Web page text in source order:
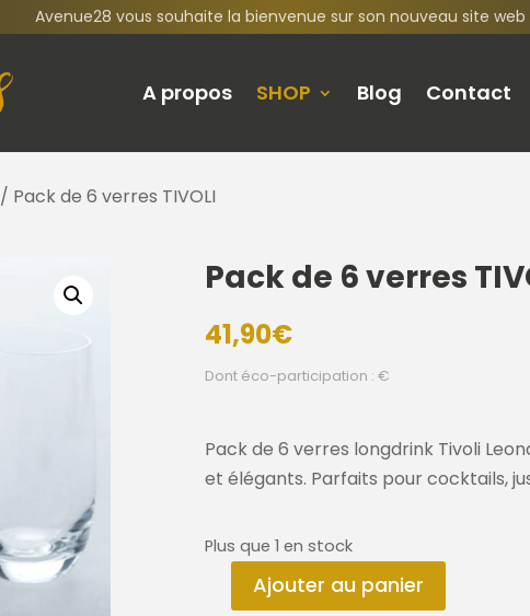
Avenue28 vous souhaite la bienvenue sur son nouveau site web
A propos SHOP Blog Contact
/ Pack de 6 verres TIVOLI
Pack de 6 verres
41,90€
Dont éco-participation : €
Pack de 6 verres longdrink Tivoli
et élégants. Parfaits pour cocktails,
Plus que 1 en stock
quantité
Ajouter au panier